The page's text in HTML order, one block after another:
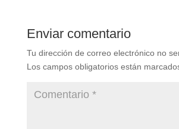
Enviar comentario
Tu dirección de correo electrónico no
Los campos obligatorios están